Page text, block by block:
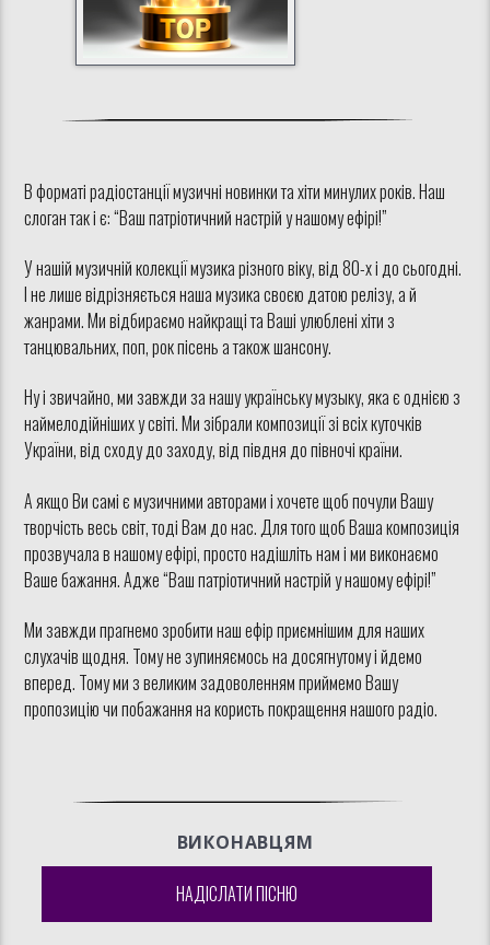
В форматі радіостанції музичні новинки та хіти минулих років. Наш
слоган так і є: “Ваш патріотичний настрій у нашому ефірі!”
У нашій музичній колекції музика різного віку, від 80-х і до сьогодні.
І не лише відрізняється наша музика своєю датою релізу, а й
жанрами. Ми відбираємо найкращі та Ваші улюблені хіти з
танцювальних, поп, рок пісень а також шансону.
Ну і звичайно, ми завжди за нашу українську музыку, яка є однією з
наймелодійніших у світі. Ми зібрали композиції зі всіх куточків
України, від сходу до заходу, від півдня до півночі країни.
А якщо Ви самі є музичними авторами і хочете щоб почули Вашу
творчість весь світ, тоді Вам до нас. Для того щоб Ваша композиція
прозвучала в нашому ефірі, просто надішліть нам і ми виконаємо
Ваше бажання. Адже “Ваш патріотичний настрій у нашому ефірі!”
Ми завжди прагнемо зробити наш ефір приємнішим для наших
слухачів щодня. Тому не зупиняємось на досягнутому і йдемо
вперед. Тому ми з великим задоволенням приймемо Вашу
пропозицію чи побажання на користь покращення нашого радіо.
ВИКОНАВЦЯМ
НАДІСЛАТИ ПІСНЮ